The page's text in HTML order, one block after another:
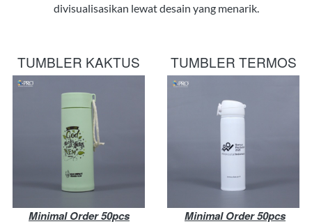
divisualisasikan lewat desain yang menarik.
TUMBLER KAKTUS
Minimal Order 50pcs
TUMBLER TERMOS
Minimal Order 50pcs